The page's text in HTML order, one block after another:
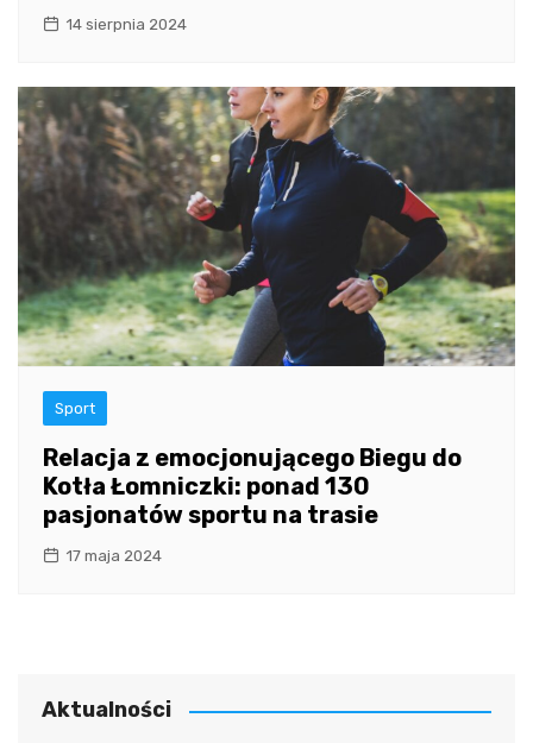
14 sierpnia 2024
Sport
Relacja z emocjonującego Biegu do
Kotła Łomniczki: ponad 130
pasjonatów sportu na trasie
17 maja 2024
Aktualności